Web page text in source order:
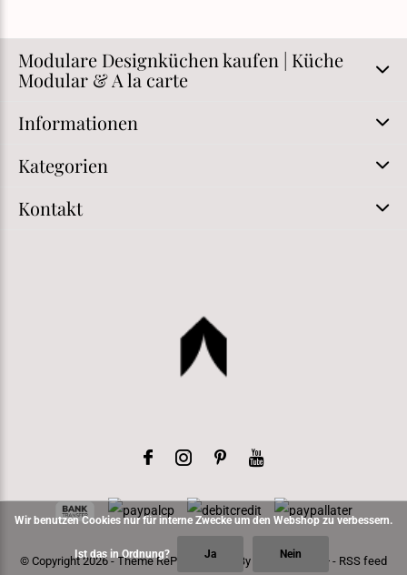
Modulare Designküchen kaufen | Küche
Modular & A la carte
Informationen
Kategorien
Kontakt
© Copyright2026- Theme RePos - Theme By DMWSx Plus+ - RSS feed
Wir benutzen Cookies nur für interne Zwecke um den Webshop zu verbessern.
Ist das in Ordnung? Ja Nein